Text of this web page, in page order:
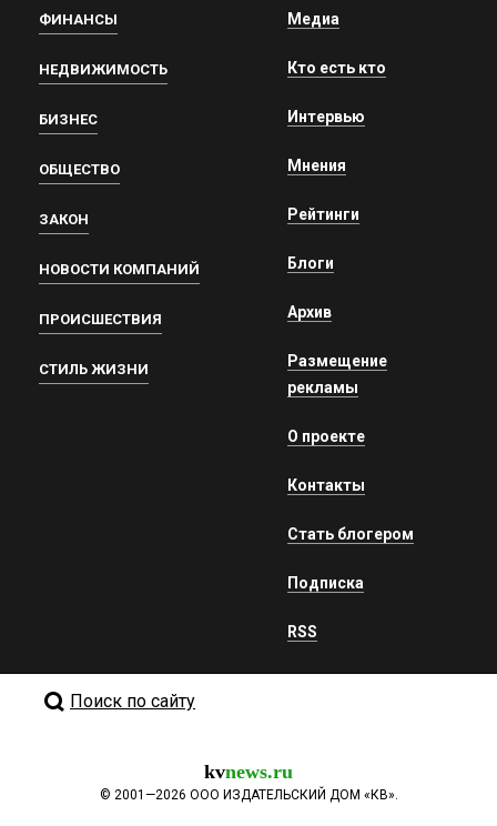
ФИНАНСЫ
НЕДВИЖИМОСТЬ
БИЗНЕС
ОБЩЕСТВО
ЗАКОН
НОВОСТИ КОМПАНИЙ
ПРОИСШЕСТВИЯ
СТИЛЬ ЖИЗНИ
Медиа
Кто есть кто
Интервью
Мнения
Рейтинги
Блоги
Архив
Размещение
рекламы
О проекте
Контакты
Стать блогером
Подписка
RSS
Поиск по сайту
kvnews.ru
© 2001—2026 ООО ИЗДАТЕЛЬСКИЙ ДОМ «КВ».